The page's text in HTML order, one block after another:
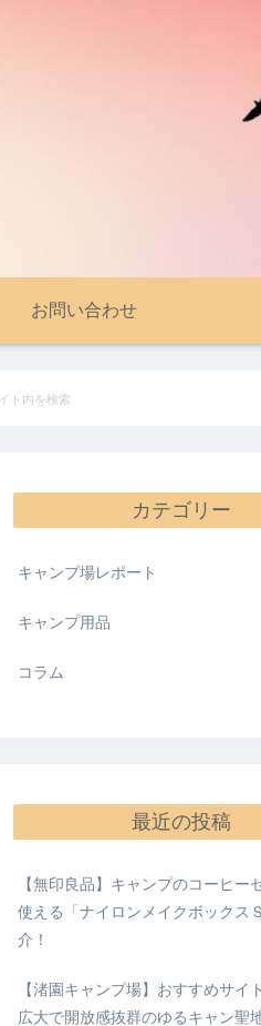
お問い合わせ
カテゴリー
キャンプ場レポート
キャンプ用品
コラム
最近の投稿
【無印良品】キャンプのコーヒー
使える「ナイロンメイクボックス
介！
【渚園キャンプ場】おすすめサイ
広大で開放感抜群のゆるキャン聖